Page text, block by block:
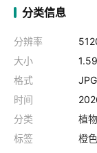
分类信息
分辨率
大小
格式
JPG
时间
分类
植物
标签
橙色